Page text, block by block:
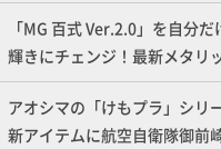
品の撮り下ろしでご紹介!!さ
「大鉄人17」＆「ワンエイト
ット情報もお届け！【超合金
魂】
「MG 百式 Ver.2.0」を自分だ
輝きにチェンジ！最新メタリ
塗料を使ってより金属感を増
仕上がりに!!【試し読み】
アオシマの「けもプラ」シリ
新アイテムに航空自衛隊御前